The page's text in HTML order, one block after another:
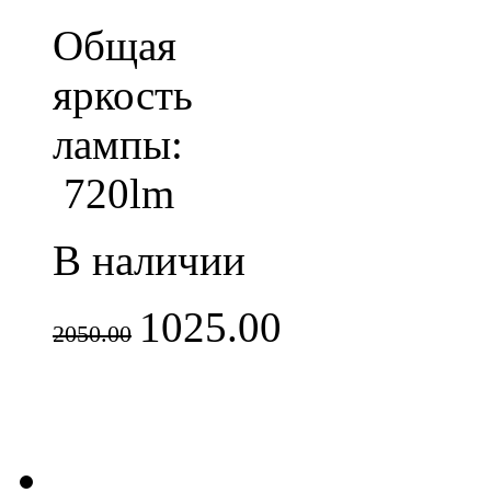
Общая
яркость
лампы:
720lm
В наличии
2050.00 1025.00